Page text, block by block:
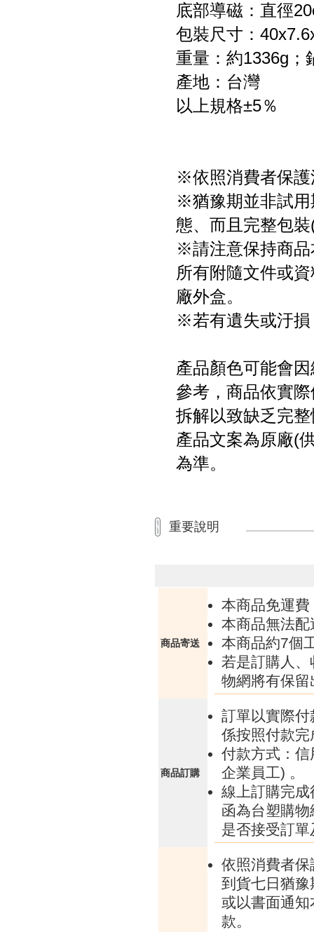
底部導磁：直徑
包裝尺寸：
重量：約1336g；
產地：台灣
以上規格±5％
※依照消費者保護
※猶豫期並非試用
態、而且完整包
※請注意保持商品
所有附隨文件或
廠外盒。
※若有遺失或汙損
產品顏色可能會
參考，商品依實
拆解以致缺乏完
產品文案為原廠(
為準。
重要說明
商品寄送
本商品免運
本商品無法配
本商品約7個
若是訂購人
物網將有保
商品訂購
訂單以實際
係按照付款
付款方式：
企業員工) 。
線上訂購完
函為台塑購
是否接受訂
依照消費者
到貨七日猶
或以書面通
款。